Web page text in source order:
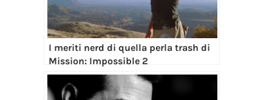
I meriti nerd di quella perla trash di
Mission: Impossible 2